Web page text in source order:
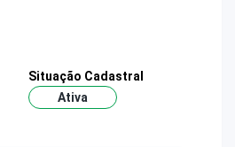
Situação Cadastral
Ativa